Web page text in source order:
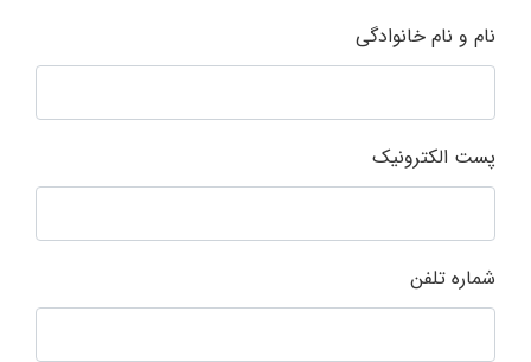
نام و نام خانوادگی
پست الکترونیک
شماره تلفن